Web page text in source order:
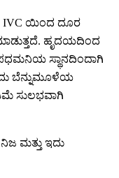
IVC ಯಿಂದ ದೂರ
ಹೃದಯದಿಂದ
ಸ್ಥಾನದಿಂದಾಗಿ
ಬೆನ್ನುಮೂಳೆಯ
ಸುಲಭವಾಗಿ
ಮತ್ತು ಇದು